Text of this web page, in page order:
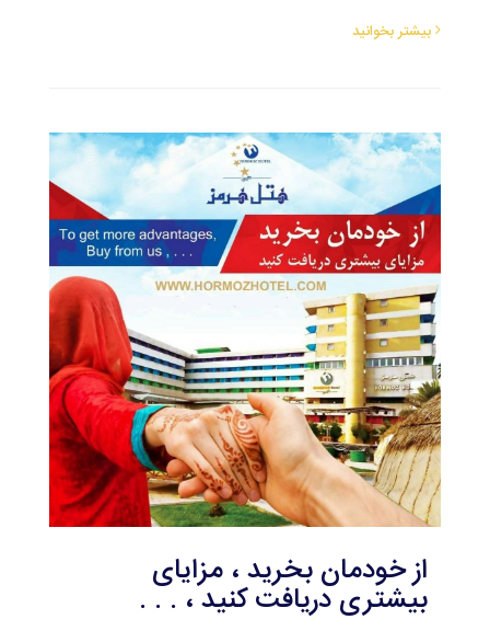
بیشتر بخوانید
از خودمان بخرید ، مزایای
بیشتری دریافت کنید ، . . .